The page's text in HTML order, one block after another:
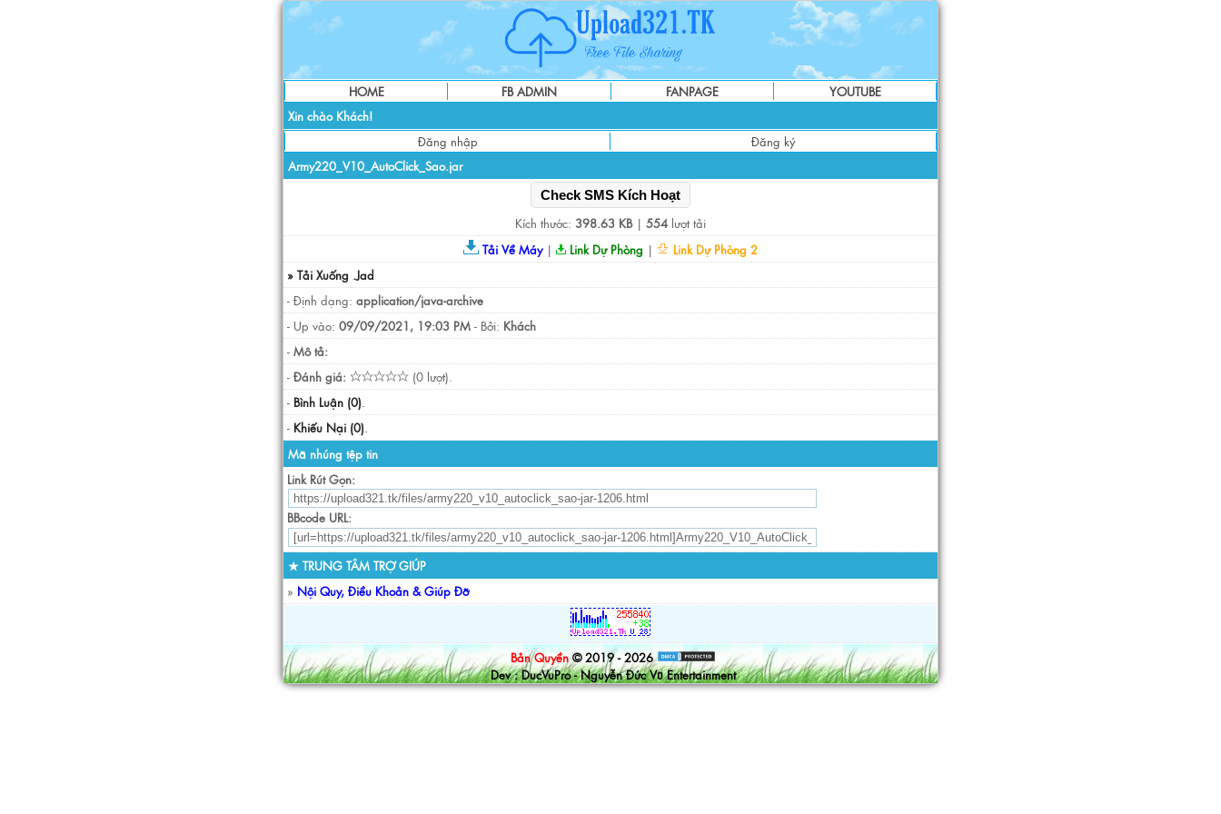
HOME FB ADMIN FANPAGE
YOUTUBE
Xin chào Khách!
Đăng nhập
Đăng ký
Army220_V10_AutoClick_Sao.jar
Check SMS Kích Hoạt
Kích thước: 398.63 KB| 554 lượt tải
Tải Về Máy| Link Dự Phòng |
Link Dự Phòng 2
» Tải Xuống .Jad
- Định dạng: application/java-archive
- Up vào: 09/09/2021, 19:03 PM - Bởi: Khách
- Mô tả:
- Đánh giá:
(0 lượt).
- Bình Luận (0).
- Khiếu Nại (0).
Mã nhúng tệp tin
Link Rút Gọn:
BBcode URL:
★ TRUNG TÂM TRỢ GIÚP
» Nội Quy, Điều Khoản & Giúp Đỡ
Bản Quyền © 2019 - 2026
Dev : DucVuPro - Nguyễn Đức Vũ Entertainment